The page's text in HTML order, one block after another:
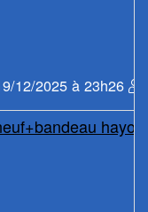
12/2025 à 23h26
hayon